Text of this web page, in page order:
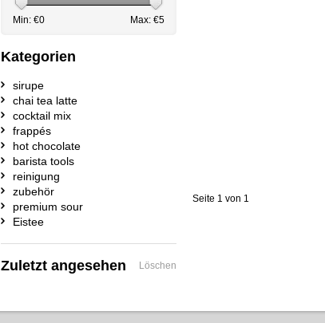
Seite 1 von 1
Min: €0 Max: €5
Kategorien
sirupe
chai tea latte
cocktail mix
frappés
hot chocolate
barista tools
reinigung
zubehör
premium sour
Eistee
Zuletzt angesehen Löschen